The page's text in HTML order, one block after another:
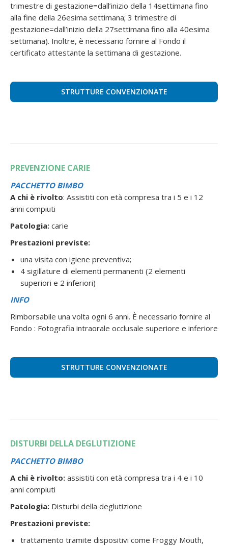
trimestre di gestazione=dall’inizio della 14settimana fino
alla fine della 26esima settimana; 3 trimestre di
gestazione=dall’inizio della 27settimana fino alla 40esima
settimana). Inoltre, è necessario fornire al Fondo il
certificato attestante la settimana di gestazione.
STRUTTURE CONVENZIONATE
PREVENZIONE CARIE
PACCHETTO BIMBO
A chi è rivolto: Assistiti con età compresa tra i 5 e i 12
anni compiuti
Patologia: carie
Prestazioni previste:
una visita con igiene preventiva;
4 sigillature di elementi permanenti (2 elementi
superiori e 2 inferiori)
INFO
Rimborsabile una volta ogni 6 anni. È necessario fornire al
Fondo : Fotografia intraorale occlusale superiore e inferiore
STRUTTURE CONVENZIONATE
DISTURBI DELLA DEGLUTIZIONE
PACCHETTO BIMBO
A chi è rivolto: assistiti con età compresa tra i 4 e i 10
anni compiuti
Patologia: Disturbi della deglutizione
Prestazioni previste:
trattamento tramite dispositivi come Froggy Mouth,